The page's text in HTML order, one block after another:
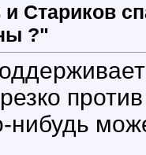
и Стариков
?"
нибудь